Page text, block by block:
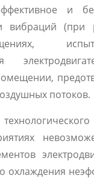
и
вибраций (при
потоков.
охлаждения